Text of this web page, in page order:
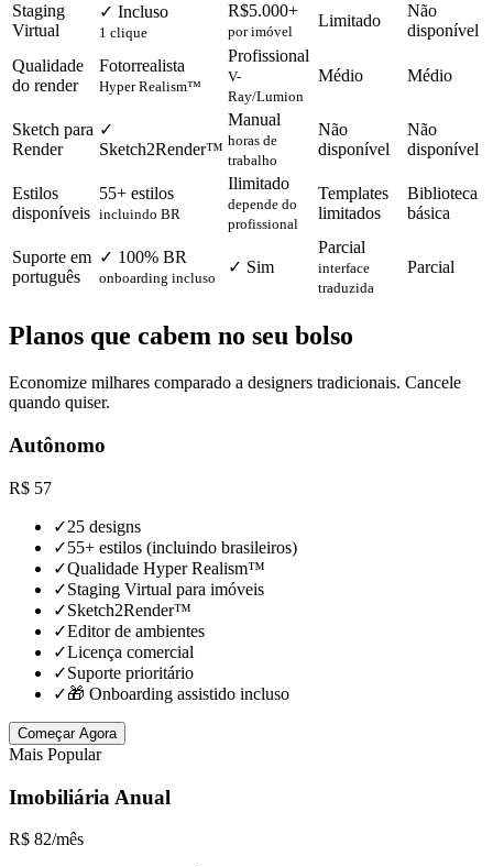
Staging
Virtual
✓ Incluso
1 clique
R$5.000+
por imóvel
Limitado
Não
disponível
Qualidade
do render
Fotorrealista
Hyper Realism™
Profissional
V-
Ray/Lumion
Médio Médio
Sketch para
Render
✓
Sketch2Render™
Manual
horas de
trabalho
Não
disponível
Não
disponível
Estilos
disponíveis
55+ estilos
incluindo BR
Ilimitado
depende do
profissional
Templates
limitados
Biblioteca
básica
Suporte em
português
✓ 100% BR
onboarding incluso
✓ Sim
Parcial
interface
traduzida
Parcial
Planos que cabem no seu bolso
Economize milhares comparado a designers tradicionais. Cancele
quando quiser.
Autônomo
R$ 57
✓25 designs
✓55+ estilos (incluindo brasileiros)
✓Qualidade Hyper Realism™
✓Staging Virtual para imóveis
✓Sketch2Render™
✓Editor de ambientes
✓Licença comercial
✓Suporte prioritário
✓🎁 Onboarding assistido incluso
Começar Agora
Mais Popular
Imobiliária Anual
R$ 82/mês